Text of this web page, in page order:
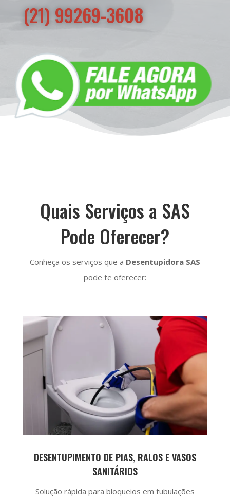
(21) 99269-3608
Quais Serviços a SAS
Pode Oferecer?
Conheça os serviços que a Desentupidora SAS
pode te oferecer:
DESENTUPIMENTO DE PIAS, RALOS E VASOS
SANITÁRIOS
Solução rápida para bloqueios em tubulações